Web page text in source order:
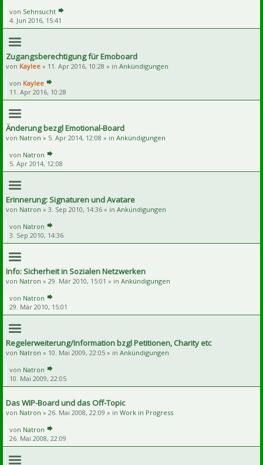
von Sehnsucht
4. Jun 2016, 15:41
Zugangsberechtigung für Emoboard
von Kaylee » 11. Apr 2016, 10:28 » in Ankündigungen
von Kaylee
11. Apr 2016, 10:28
Änderung bezgl Emotional-Board
von Natron » 5. Apr 2014, 12:08 » in Ankündigungen
von Natron
5. Apr 2014, 12:08
Erinnerung: Signaturen und Avatare
von Natron » 3. Sep 2010, 14:36 » in Ankündigungen
von Natron
3. Sep 2010, 14:36
Info: Sicherheit in Sozialen Netzwerken
von Natron » 29. Mär 2010, 15:01 » in Ankündigungen
von Natron
29. Mär 2010, 15:01
Regelerweiterung/Information bzgl Petitionen, Charity etc
von Natron » 10. Mai 2009, 22:05 » in Ankündigungen
von Natron
10. Mai 2009, 22:05
Das WIP-Board und das Off-Topic
von Natron » 26. Mai 2008, 22:09 » in Work in Progress
von Natron
26. Mai 2008, 22:09